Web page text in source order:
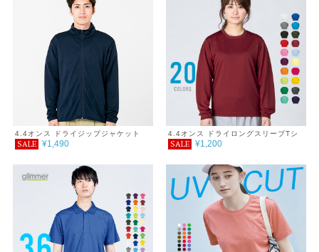
4.4オンス ドライジップジャケット
4L
SALE ¥1,490
4.4オンス ドライロングスリーブTシ
ャツ 3L～5L
SALE ¥1,200